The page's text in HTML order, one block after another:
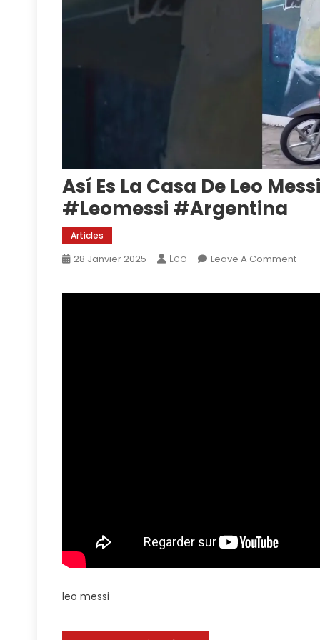
Así Es La Casa De Leo
#leomessi #argentina
Articles
28 Janvier 2025 Leo Leave A CommentOn
Es
leo messi